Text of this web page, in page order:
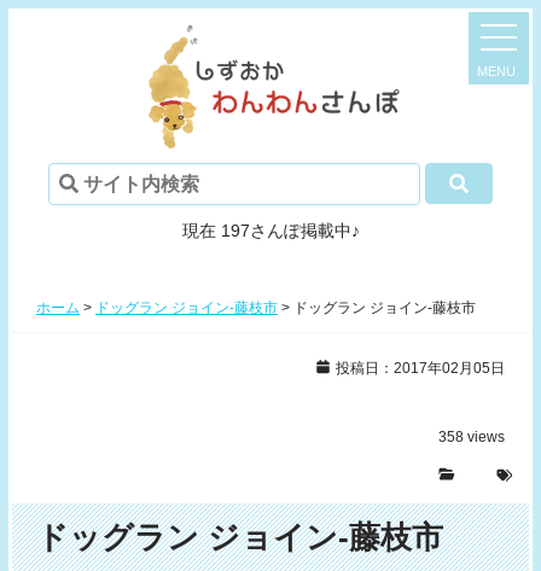
現在 197さんぽ掲載中♪
ホーム > ドッグラン ジョイン-藤枝市 > ドッグラン ジョイン-藤枝市
投稿日：2017年02月05日
358 views
ドッグラン ジョイン-藤枝市